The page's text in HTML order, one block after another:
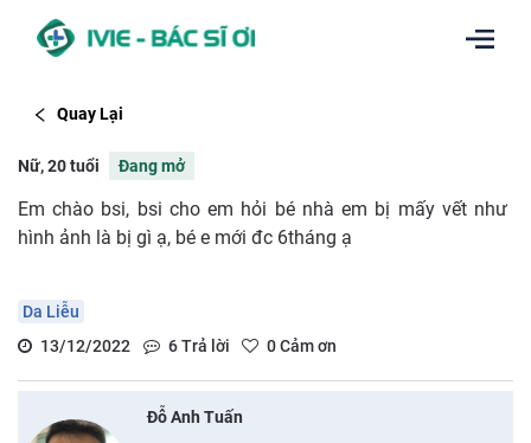
Quay Lại
Nữ, 20 tuổi Đang mở
Em chào bsi, bsi cho em hỏi bé nhà em bị mấy vết như
hình ảnh là bị gì ạ, bé e mới đc 6tháng ạ
Da Liễu
13/12/2022
6Trả lời 0Cảm ơn
Đỗ Anh Tuấn